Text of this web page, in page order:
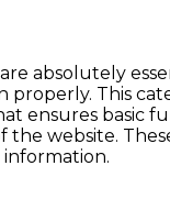
absolutely
properly. This
ensures basic
the website.